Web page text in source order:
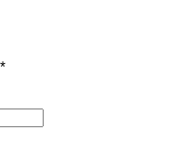
*Απαιτείται